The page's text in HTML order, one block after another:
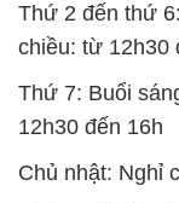
Thứ 2 đến thứ
chiều: từ 12h30
Thứ 7: Buổi
12h30 đến 16h
Chủ nhật: Nghỉ